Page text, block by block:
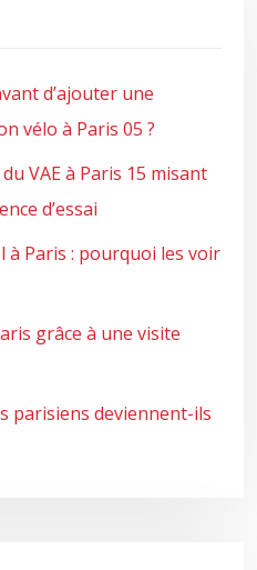
d’ajouter une
vélo à Paris 05 ?
VAE à Paris 15 misant
d’essai
à Paris : pourquoi les voir
grâce à une visite
parisiens deviennent-ils